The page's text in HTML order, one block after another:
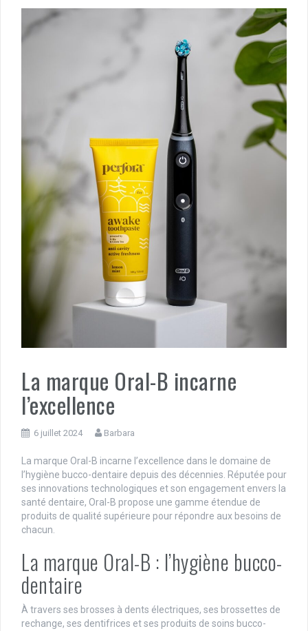
La marque Oral-B incarne
l’excellence
6 juillet 2024 Barbara
La marque Oral-B incarne l’excellence dans le domaine de
l’hygiène bucco-dentaire depuis des décennies. Réputée pour
ses innovations technologiques et son engagement envers la
santé dentaire, Oral-B propose une gamme étendue de
produits de qualité supérieure pour répondre aux besoins de
chacun.
La marque Oral-B : l’hygiène bucco-
dentaire
À travers ses brosses à dents électriques, ses brossettes de
rechange, ses dentifrices et ses produits de soins bucco-